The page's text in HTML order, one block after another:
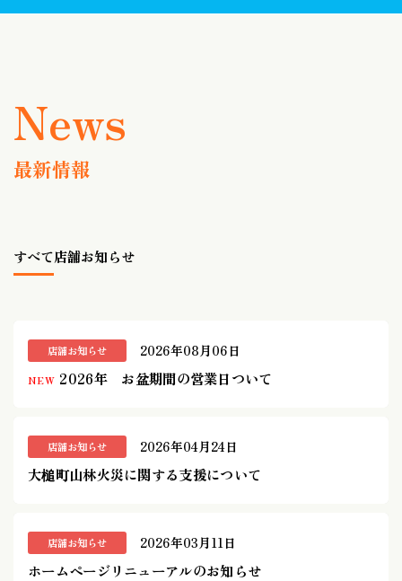
これから補聴器を
News
最新情報
すべて店舗お知らせ
店舗お知らせ 2026年08月06日
NEW 2026年 お盆期間の営業日ついて
店舗お知らせ 2026年04月24日
大槌町山林火災に関する支援について
店舗お知らせ 2026年03月11日
ホームページリニューアルのお知らせ